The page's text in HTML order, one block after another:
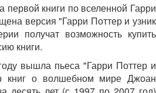
первой книги по вселенной Гарри
версия "Гарри Поттер и узник
получат возможность купить
книги.
вышла пьеса "Гарри Поттер и
книг о волшебном мире Джоан